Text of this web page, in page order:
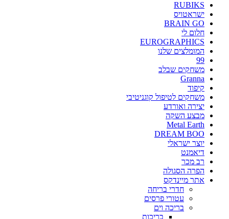
RUBIKS
ישראטויס
BRAIN GO
חלום לי
EUROGRAPHICS
המומלצים שלנו
99
משחקים שבלב
Granna
קיפוד
משחקים לטיפול קוגניטיבי
יצירה ואורדע
מבצע השקה
Metal Earth
DREAM BOO
יוצר ישראלי
דיאמנט
רב מכר
הפרה הסגולה
אתר מיינדקס
חדרי בריחה
עטורי פרסים
בריכה וים
בריכות